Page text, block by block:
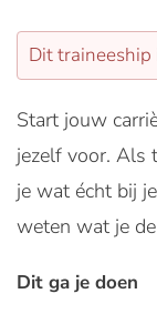
Dit traineeship
Start jouw
jezelf voor. Als
je wat écht bij
weten wat je
Dit ga je doen